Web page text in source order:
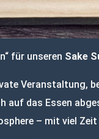
für unseren Sake
Veranstaltung,
auf das Essen
– mit viel